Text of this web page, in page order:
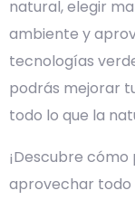
natural, elegir
ambiente y
tecnologías
podrás mejorar
todo lo que la
¡Descubre
aprovechar todo